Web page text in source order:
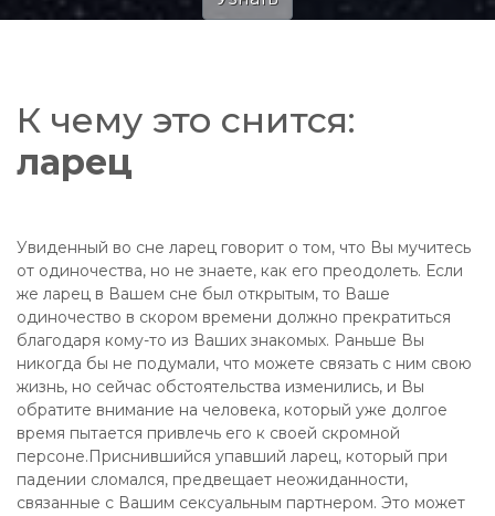
К чему это снится:
ларец
Увиденный во сне ларец говорит о том, что Вы мучитесь
от одиночества, но не знаете, как его преодолеть. Если
же ларец в Вашем сне был открытым, то Ваше
одиночество в скором времени должно прекратиться
благодаря кому-то из Ваших знакомых. Раньше Вы
никогда бы не подумали, что можете связать с ним свою
жизнь, но сейчас обстоятельства изменились, и Вы
обратите внимание на человека, который уже долгое
время пытается привлечь его к своей скромной
персоне.Приснившийся упавший ларец, который при
падении сломался, предвещает неожиданности,
связанные с Вашим сексуальным партнером. Это может